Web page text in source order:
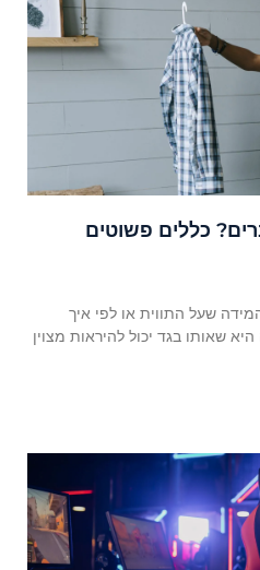
כללים פשוטים
שעל התווית או לפי איך
שאותו בגד יכול להיראות מצוין